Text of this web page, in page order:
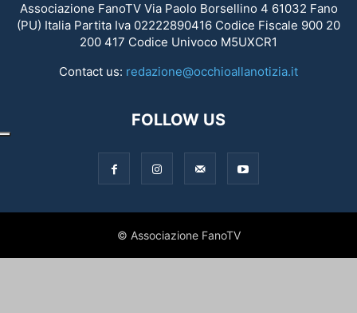
Associazione FanoTV Via Paolo Borsellino 4 61032 Fano
(PU) Italia Partita Iva 02222890416 Codice Fiscale 900 20
200 417 Codice Univoco M5UXCR1
Contact us: redazione@occhioallanotizia.it
FOLLOW US
© Associazione FanoTV